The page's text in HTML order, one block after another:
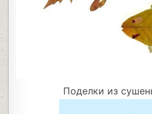
Поделки из